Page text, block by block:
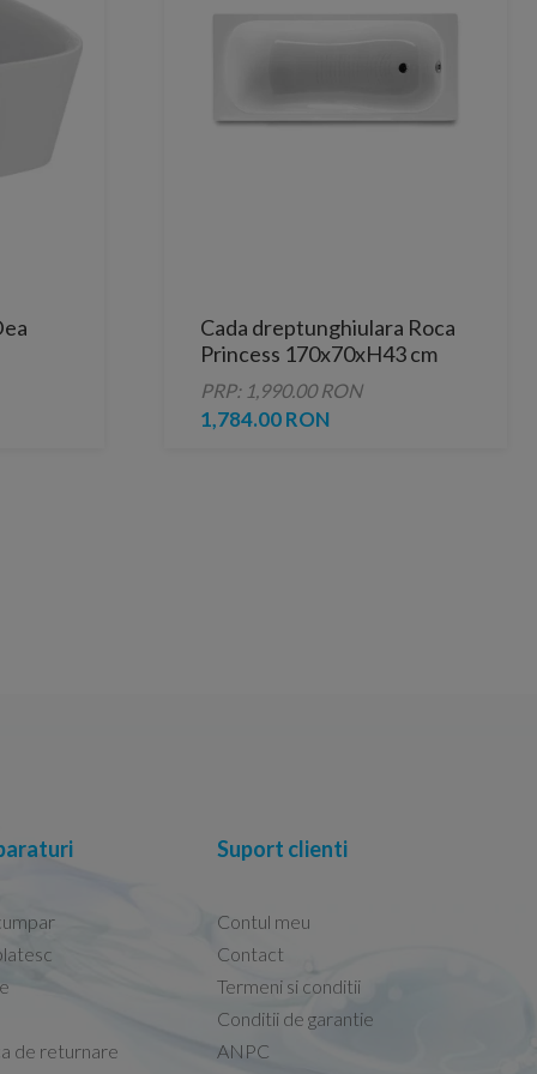
Cada dreptunghiulara Roca
Princess 170x70xH43 cm
PRP: 1,990.00 RON
1,784.00 RON
Capacele Grohe sunt de bună calitate și se
Marius -08.02.2026
de returnare
Suport clienti
Contul meu
Contact
Termeni si conditii
Conditii de garantie
ANPC